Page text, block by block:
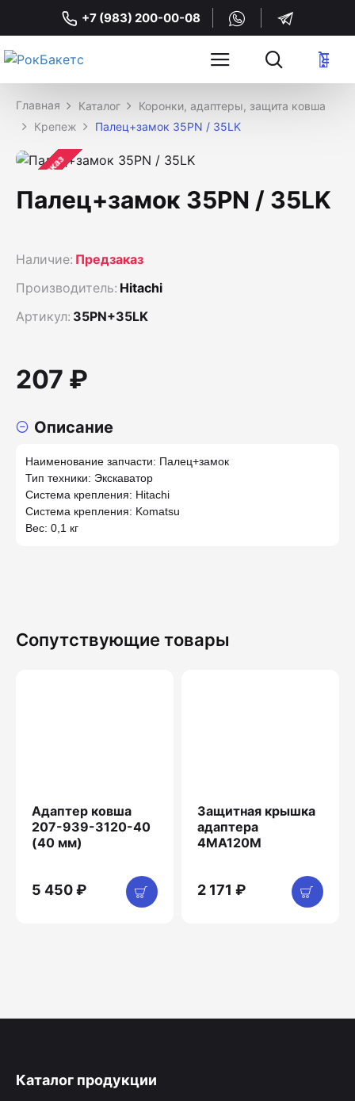
+7 (983) 200-00-08
Каталог
Коронки, адаптеры, защита ковша
Крепеж
Палец+замок 35PN / 35LK
Предзаказ
Палец+замок 35PN / 35LK
207 ₽
Наличие: Предзаказ
Производитель: Hitachi
Артикул: 35PN+35LK
Описание
Наименование запчасти: Палец+замок
Тип техники: Экскаватор
Система крепления: Hitachi
Система крепления: Komatsu
Вес: 0,1 кг
Сопутствующие товары
Адаптер ковша
207-939-3120-40
(40 мм)
5 450 ₽
Защитная крышка
адаптера
4MA120M
2 171 ₽
Каталог продукции